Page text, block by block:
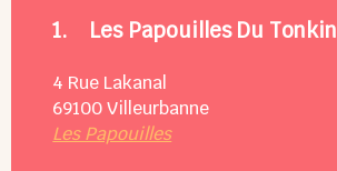
1. Les Papouilles Du Tonkin
4 Rue Lakanal
69100 Villeurbanne
Les Papouilles